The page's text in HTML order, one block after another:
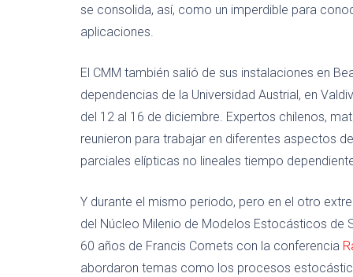
se consolida, así, como un imperdible para
aplicaciones.
El CMM también salió de sus instalaciones en
dependencias de la Universidad Austrial, en
del 12 al 16 de diciembre. Expertos chilenos,
reunieron para trabajar en diferentes aspectos
parciales elípticas no lineales tiempo
Y durante el mismo periodo, pero en el otro
del Núcleo Milenio de Modelos Estocásticos
60 años de Francis Comets con la conferencia
abordaron temas como los procesos